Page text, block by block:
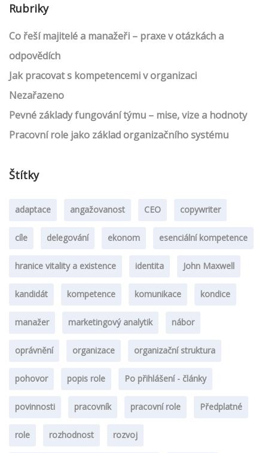
Rubriky
Co řeší majitelé a manažeři – praxe v otázkách a
odpovědích
Jak pracovat s kompetencemi v organizaci
Nezařazeno
Pevné základy fungování týmu – mise, vize a hodnoty
Pracovní role jako základ organizačního systému
Štítky
adaptace angažovanost CEO copywriter
cíle delegování ekonom esenciální kompetence
hranice vitality a existence identita John Maxwell
kandidát kompetence komunikace kondice
manažer marketingový analytik nábor
oprávnění organizace organizační struktura
pohovor popis role Po přihlášení - články
povinnosti pracovník pracovní role Předplatné
role rozhodnost rozvoj